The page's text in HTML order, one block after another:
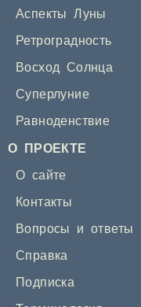
Аспекты Луны
Ретроградность
Восход Солнца
Суперлуние
Равноденствие
О ПРОЕКТЕ
О сайте
Контакты
Вопросы и ответы
Справка
Подписка